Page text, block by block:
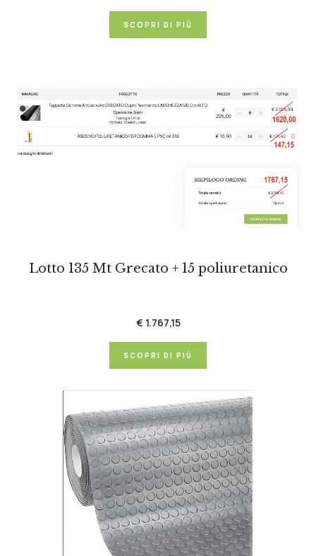
SCOPRI DI PIÙ
Lotto 135 Mt Grecato + 15 poliuretanico
€ 1.767,15
SCOPRI DI PIÙ